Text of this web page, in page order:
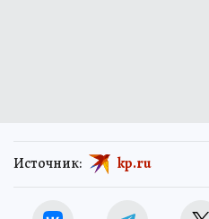
Источник: kp.ru